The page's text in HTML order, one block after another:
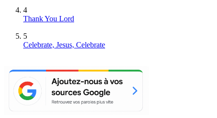
4
Thank You Lord
5
Celebrate, Jesus, Celebrate